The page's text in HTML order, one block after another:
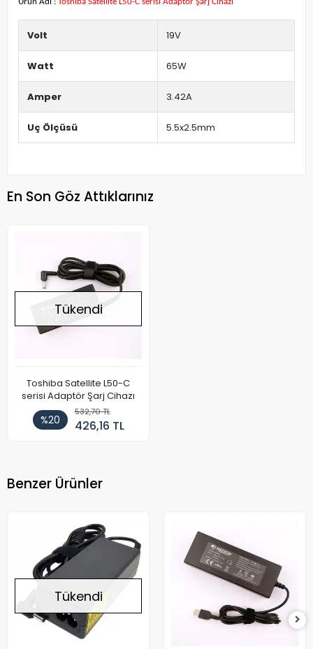
Ürün Adı : Toshiba Satellite L50-C serisi Adaptör Şarj Cihazı
Volt 19V
Watt 65W
Amper 3.42A
Uç Ölçüsü 5.5x2.5mm
En Son Göz Attıklarınız
Tükendi
Toshiba Satellite L50-C
serisi Adaptör Şarj Cihazı
%20
532,70 TL
426,16 TL
Benzer Ürünler
Tükendi